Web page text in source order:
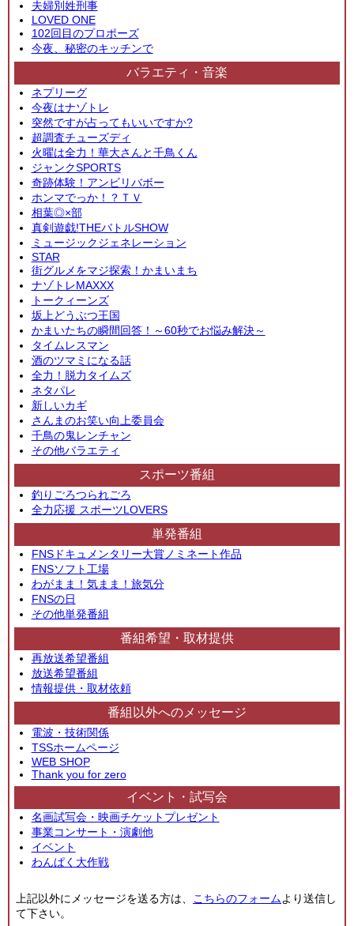
夫婦別姓刑事
LOVED ONE
102回目のプロポーズ
今夜、秘密のキッチンで
バラエティ・音楽
ネプリーグ
今夜はナゾトレ
突然ですが占ってもいいですか?
超調査チューズディ
火曜は全力！華大さんと千鳥くん
ジャンクSPORTS
奇跡体験！アンビリバボー
ホンマでっか！？ＴＶ
相葉◎×部
真剣遊戯!THEバトルSHOW
ミュージックジェネレーション
STAR
街グルメをマジ探索！かまいまち
ナゾトレMAXXX
トークィーンズ
坂上どうぶつ王国
かまいたちの瞬間回答！～60秒でお悩み解決～
タイムレスマン
酒のツマミになる話
全力！脱力タイムズ
ネタパレ
新しいカギ
さんまのお笑い向上委員会
千鳥の鬼レンチャン
その他バラエティ
スポーツ番組
釣りごろつられごろ
全力応援 スポーツLOVERS
単発番組
FNSドキュメンタリー大賞ノミネート作品
FNSソフト工場
わがまま！気まま！旅気分
FNSの日
その他単発番組
番組希望・取材提供
再放送希望番組
放送希望番組
情報提供・取材依頼
番組以外へのメッセージ
電波・技術関係
TSSホームページ
WEB SHOP
Thank you for zero
イベント・試写会
名画試写会・映画チケットプレゼント
事業コンサート・演劇他
イベント
わんぱく大作戦
上記以外にメッセージを送る方は、 こちらのフォームより送信し
て下さい。